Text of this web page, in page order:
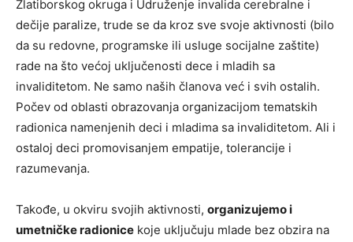
Zlatiborskog okruga i Udruženje invalida cerebralne i
dečije paralize, trude se da kroz sve svoje aktivnosti (bilo
da su redovne, programske ili usluge socijalne zaštite)
rade na što većoj uključenosti dece i mladih sa
invaliditetom. Ne samo naših članova već i svih ostalih.
Počev od oblasti obrazovanja organizacijom tematskih
radionica namenjenih deci i mladima sa invaliditetom. Ali i
ostaloj deci promovisanjem empatije, tolerancije i
razumevanja.
Takođe, u okviru svojih aktivnosti, organizujemo i
umetničke radionice koje uključuju mlade bez obzira na